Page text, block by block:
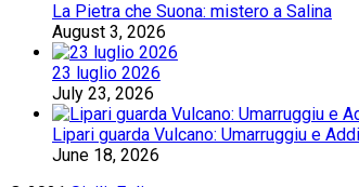
La Pietra che Suona: mistero a Salina
August 3, 2026
23 luglio 2026
July 23, 2026
Lipari guarda Vulcano: Umarruggiu e
June 18, 2026